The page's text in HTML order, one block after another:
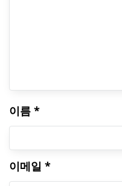
이름 *
이메일 *